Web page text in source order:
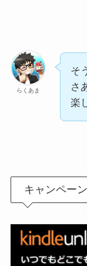
らくあま
そ
さ
楽
キャンペーン